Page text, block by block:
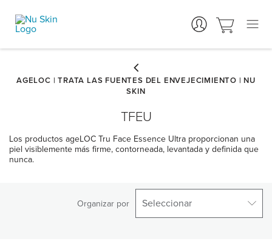
TFEU
Los productos ageLOC Tru Face Essence Ultra proporcionan una
piel visiblemente más firme, contorneada, levantada y definida que
nunca.
Organizar por Seleccionar